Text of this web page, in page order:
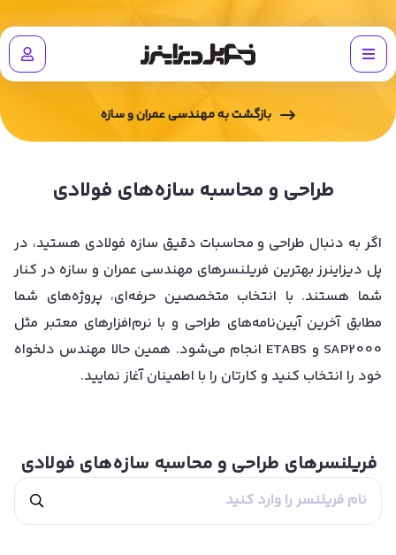
بازگشت بهمهندسی عمران و سازه
طراحی و محاسبه سازه‌های فولادی
اگر به دنبال طراحی و محاسبات دقیق سازه فولادی هستید، در
پل دیزاینرز بهترین فریلنسرهای مهندسی عمران و سازه در کنار
شما هستند. با انتخاب متخصصین حرفه‌ای، پروژه‌های شما
مطابق آخرین آیین‌نامه‌های طراحی و با نرم‌افزارهای معتبر مثل
SAP2000 و ETABS انجام می‌شود. همین حالا مهندس دلخواه
خود را انتخاب کنید و کارتان را با اطمینان آغاز نمایید.
فریلنسرهای طراحی و محاسبه سازه‌های فولادی